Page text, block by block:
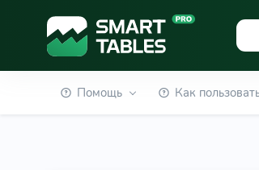
Помощь Как